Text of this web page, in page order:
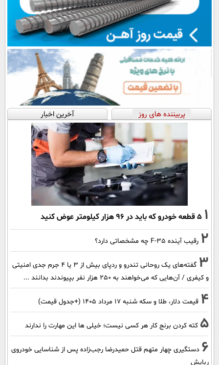
پربیننده های روز آخرین اخبار
1 ۵ قطعه خودرو که باید در ۹۶ هزار کیلومتر عوض کنید
2 رقیب آینده F-35 چه مشخصاتی دارد؟
3
گفته‌های یک روحانی تندرو و ردپای بیش از ۳ یا ۴ جرم جدی امنیتی
و کیفری / آن‌هایی که می‌خواهند به ۲۵۰ هزار نفر بپیوندند بدانند ...
4 قیمت دلار، طلا و سکه شنبه ۱۷ مرداد ۱۴۰۵ (+جدول قیمت)
5 کته کردن برنج کار هر کسی نیست؛ خیلی ها این مهارت را ندارند
6 دستگیری چهار متهم قتل حمیدرضا رجب‌زاده پس از شناسایی خودروی
ربایش